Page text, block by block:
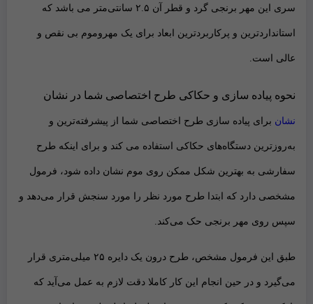
سری این مهر برنجی گرد و قطر آن ۲.۵ سانتی‌متر می باشد که
استاندارد‌ترین و پرکاربردترین ابعاد برای یک مهروموم بی نقص و
عالی است.
نحوه پیاده سازی و حکاکی طرح اختصاصی شما در نشان
نشان برای پیاده سازی طرح اختصاصی شما از پیشرفته‌ترین و
به‌روز‌ترین دستگاه‌های حکاکی استفاده می کند و برای اینکه طرح
سفارشی به بهترین شکل ممکن روی موم نشان داده شود، فرمول
مشخصی دارد که ابتدا طرح مورد نظر را مورد سنجش قرار می‌دهد و
سپس روی مهر برنجی حک می‌کند.
طبق این فرمول مشخص، طرح درون یک دایره ۲۵ میلی‌متری قرار
می‌گیرد و در حین انجام این ‌کار کاملا دقت لازم به عمل ‌می‌آید که